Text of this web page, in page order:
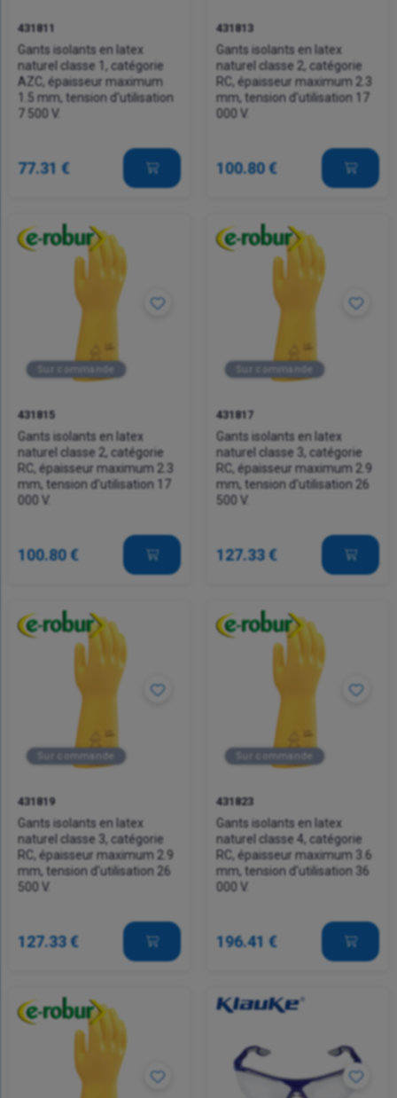
431811
Gants isolants en latex
naturel classe 1, catégorie
AZC, épaisseur maximum
1.5 mm, tension d'utilisation
7 500 V.
77.31 €
431813
Gants isolants en latex
naturel classe 2, catégorie
RC, épaisseur maximum 2.3
mm, tension d'utilisation 17
000 V.
100.80 €
Sur commande
431815
Gants isolants en latex
naturel classe 2, catégorie
RC, épaisseur maximum 2.3
mm, tension d'utilisation 17
000 V.
100.80 €
Sur commande
431817
Gants isolants en latex
naturel classe 3, catégorie
RC, épaisseur maximum 2.9
mm, tension d'utilisation 26
500 V.
127.33 €
Sur commande
431819
Gants isolants en latex
naturel classe 3, catégorie
RC, épaisseur maximum 2.9
mm, tension d'utilisation 26
500 V.
127.33 €
Sur commande
431823
Gants isolants en latex
naturel classe 4, catégorie
RC, épaisseur maximum 3.6
mm, tension d'utilisation 36
000 V.
196.41 €